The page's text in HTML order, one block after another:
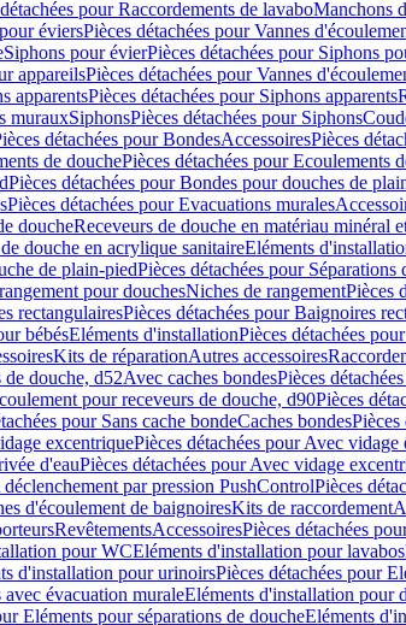
pour Raccordements de lavaboManchons
éviersPièces détachées pour Vannes
Siphons pour évierPièces détachées pour Siphons
appareilsPièces détachées pour Vannes
apparentsPièces détachées pour Siphons apparents
murauxSiphonsPièces détachées pour Siphons
détachées pour BondesAccessoiresPièces
de douchePièces détachées pour Ecoulements
Pièces détachées pour Bondes pour douches de
Pièces détachées pour Evacuations murales
doucheReceveurs de douche en matériau minéral
douche en acrylique sanitaireEléments
de plain-piedPièces détachées pour
pour douchesNiches de rangementPièces
rectangulairesPièces détachées pour Baignoires
bébésEléments d'installationPièces détachées
Kits de réparationAutres accessoires
douche, d52Avec caches bondesPièces
pour receveurs de douche, d90Pièces
pour Sans cache bondeCaches bondesPièces
excentriquePièces détachées pour Avec vidage
d'eauPièces détachées pour Avec vidage
déclenchement par pression PushControlPièces
d'écoulement de baignoiresKits de raccordement
RevêtementsAccessoiresPièces détachées
pour WCEléments d'installation pour lavabos
d'installation pour urinoirsPièces détachées pour
évacuation muraleEléments d'installation pour
Eléments pour séparations de doucheEléments